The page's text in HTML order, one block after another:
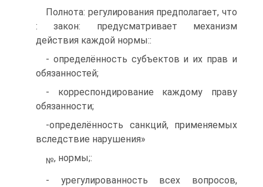
Полнота: регулирования предполагает, что
: закон: предусматривает механизм
действия каждой нормы::
- определённость субъектов и их прав и
обязанностей;
- корреспондирование каждому праву
обязанности;
-определённость санкций, применяемых
вследствие нарушения»
№, нормы;:
- урегулированность всех вопросов,